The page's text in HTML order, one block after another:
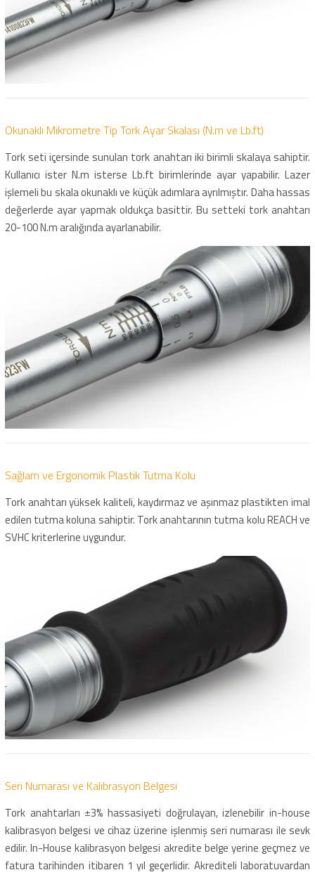
Okunaklı Mikrometre Tip Tork Ayar Skalası (N.m ve Lb.ft)
Tork seti içersinde sunulan tork anahtarı iki birimli skalaya sahiptir.
Kullanıcı ister N.m isterse Lb.ft birimlerinde ayar yapabilir. Lazer
işlemeli bu skala okunaklı ve küçük adımlara ayrılmıştır. Daha hassas
değerlerde ayar yapmak oldukça basittir. Bu setteki tork anahtarı
20-100 N.m aralığında ayarlanabilir.
Sağlam ve Ergonomik Plastik Tutma Kolu
Tork anahtarı yüksek kaliteli, kaydırmaz ve aşınmaz plastikten imal
edilen tutma koluna sahiptir. Tork anahtarının tutma kolu REACH ve
SVHC kriterlerine uygundur.
Seri Numarası ve Kalibrasyon Belgesi
Tork anahtarları ±3% hassasiyeti doğrulayan, izlenebilir in-house
kalibrasyon belgesi ve cihaz üzerine işlenmiş seri numarası ile sevk
edilir. In-House kalibrasyon belgesi akredite belge yerine geçmez ve
fatura tarihinden itibaren 1 yıl geçerlidir. Akrediteli laboratuvardan